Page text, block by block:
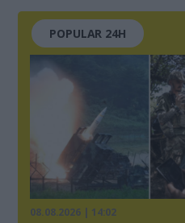
POPULAR 24H
08.08.2026 | 14:02